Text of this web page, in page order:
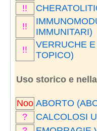
!!
!!
IMMUNITARI)
!!
VERRUCHE
TOPICO)
Uso storico e
Noo ABORTO
?
CALCOLOSI